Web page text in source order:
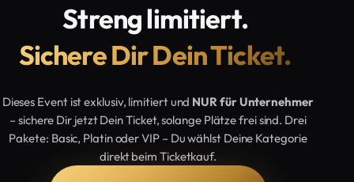
Streng limitiert.
Sichere Dir Dein Ticket.
Dieses Event ist exklusiv, limitiert und NUR für Unternehmer
– sichere Dir jetzt Dein Ticket, solange Plätze frei sind. Drei
Pakete: Basic, Platin oder VIP – Du wählst Deine Kategorie
direkt beim Ticketkauf.